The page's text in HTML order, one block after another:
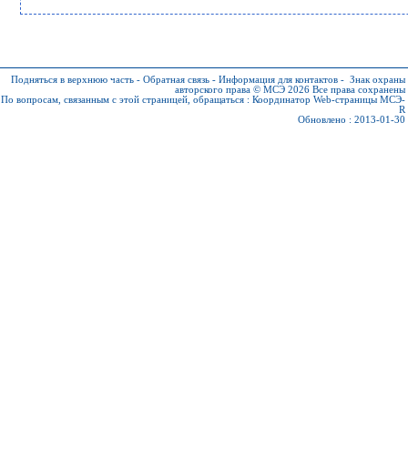
Подняться в верхнюю часть - Обратная связь - Информация для контактов - Знак охраны
авторского права © МСЭ 2026 Все права сохранены
По вопросам, связанным с этой страницей, обращаться : Координатор Web-страницы МСЭ-
R
Обновлено : 2013-01-30